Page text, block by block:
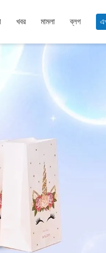
খবর মামলা ব্লগ